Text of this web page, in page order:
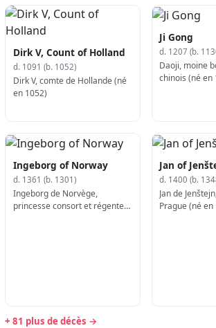
Dirk V, Count of Holland
d. 1091 (b. 1052)
Dirk V, comte de Hollande (né
en 1052)
Ji Gong
d. 1207 (b.
Daoji, moine
chinois (né en
Ingeborg of Norway
d. 1361 (b. 1301)
Ingeborg de Norvège,
princesse consort et régente
Jan of
d. 1400 (b.
Jan de
Prague (né en
+ 81 plus de décès →